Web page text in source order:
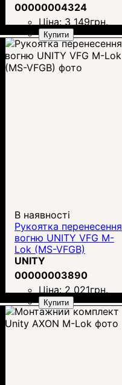
00000004324
Ціна: 3 149грн.
Купити
В наявності
Рукоятка перенесення
вогню UNITY VFG M-
Lok (MS-VFGB)
UNITY
00000003890
Ціна: 2 021грн.
Купити